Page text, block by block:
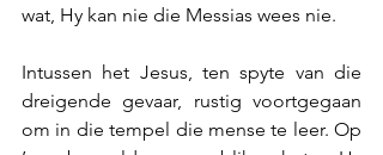
wat, Hy kan nie die Messias wees nie.
Intussen het Jesus, ten spyte van die
dreigende gevaar, rustig voortgegaan
om in die tempel die mense te leer. Op